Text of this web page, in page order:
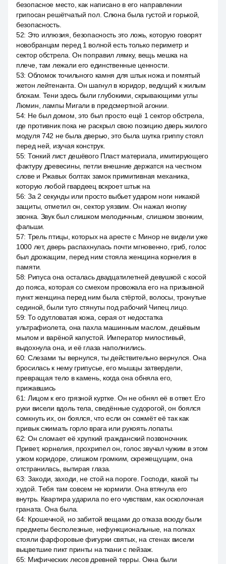
безопасное место, как написано в его направлении
грипосан решётчатый пол. Слюна была густой и горькой,
безопасность.
52: Это иллюзия, безопасность это ложь, которую говорят
новобранцам перед 1 волной есть только периметр и
сектор обстрела. Он поправил лямку, вещь мешка на
плече, там лежали его единственные ценности.
53: Обломок точильного камня для штык ножа и помятый
жетон лейтенанта. Он шагнул в коридор, ведущий к жилым
блокам. Тени здесь были глубокими, скрывающими углы
Люмин, лампы Мигали в предсмертной агонии.
54: Не был домом, это был просто ещё 1 сектор обстрела,
где противник пока не раскрыл свою позицию дверь жилого
модуля 742 не была дверью, это была шутка гриппу стоял
перед ней, изучая конструк.
55: Тонкий лист дешёвого Пласт материала, имитирующего
фактуру древесины, петли внешние держатся на честном
слове и Ржавых болтах замок примитивная механика,
которую любой гвардеец вскроет штык на
56: За 2 секунды или просто выбьет ударом ноги никакой
защиты, отметил он, сектор уязвим. Он нажал кнопку
звонка. Звук был слишком мелодичным, слишком звонким,
фальши.
57: Трель птицы, которых на аресте с Минор не видели уже
1000 лет, дверь распахнулась почти мгновенно, гриб, голос
был дрожащим, перед ним стояла женщина корнелия в
памяти.
58: Рипуса она осталась двадцатилетней девушкой с косой
до пояса, которая со смехом провожала его на призывной
пункт женщина перед ним была стёртой, волосы, тронутые
сединой, были туго стянуты под рабочий Чипец лицо.
59: То одутловатая кожа, серая от недостатка
ультрафиолета, она пахла машинным маслом, дешёвым
мылом и варёной капустой. Император милостивый,
выдохнула она, и её глаза наполнились.
60: Слезами ты вернулся, ты действительно вернулся. Она
бросилась к нему грипусье, его мышцы затвердели,
превращая тело в камень, когда она обняла его,
прижавшись
61: Лицом к его грязной куртке. Он не обнял её в ответ. Его
руки висели вдоль тела, сведённые судорогой, он боялся
сомкнуть их, он боялся, что если он сожмёт её так как
привык сжимать горло врага или рукоять лопаты.
62: Он сломает её хрупкий гражданский позвоночник.
Привет, корнелия, прохрипел он, голос звучал чужим в этом
узком коридоре, слишком громким, скрежещущим, она
отстранилась, вытирая глаза.
63: Заходи, заходи, не стой на пороге. Господи, какой ты
худой. Тебя там совсем не кормили. Она втянула его
внутрь. Квартира ударила по его чувствам, как осколочная
граната. Она была.
64: Крошечной, но забитой вещами до отказа всюду были
предметы бесполезные, нефункциональные, на полках
стояли фарфоровые фигурки святых, на стенах висели
выцветшие пикт принты на ткани с пейзаж.
65: Мифических лесов древней терры. Окна были